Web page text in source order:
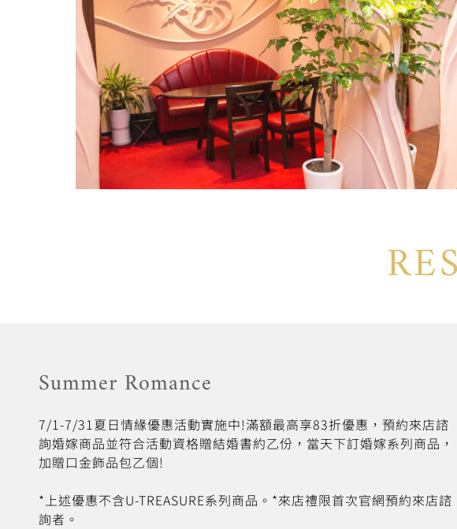
Summer Romance
7/1-7/31夏日情緣優惠活動實施中!滿額最高享83折優惠，預約來店諮
詢婚嫁商品並符合活動資格贈結婚書約乙份，當天下訂婚嫁系列商品，
加贈口金飾品包乙個!
*上述優惠不含U-TREASURE系列商品。*來店禮限首次官網預約來店諮
詢者。